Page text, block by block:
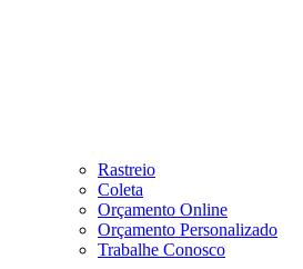
Rastreio
Coleta
Orçamento Online
Orçamento Personalizado
Trabalhe Conosco